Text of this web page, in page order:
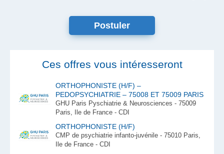
Postuler
Ces offres vous intéresseront
ORTHOPHONISTE (H/F) –
PEDOPSYCHIATRIE – 75008 ET 75009 PARIS
GHU Paris Pyschiatrie & Neurosciences - 75009
Paris, Ile de France - CDI
ORTHOPHONISTE (H/F)
CMP de psychiatrie infanto-juvénile - 75010 Paris,
Ile de France - CDI